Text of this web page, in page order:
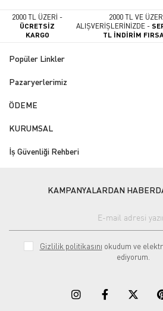
2000 TL ÜZERİ -
ÜCRETSİZ
KARGO
2000 TL VE
ALIŞVERİŞLERİNİZDE -
TL İNDİRİM
Popüler Linkler
Pazaryerlerimiz
ÖDEME
KURUMSAL
İş Güvenliği Rehberi
KAMPANYALARDAN
Gizlilik politikasını okudum ve
ediyorum.